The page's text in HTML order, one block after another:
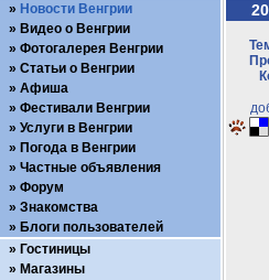
Новости Венгрии
Видео о Венгрии
Фотогалерея Венгрии
Статьи о Венгрии
Афиша
Фестивали Венгрии
Услуги в Венгрии
Погода в Венгрии
Частные объявления
Форум
Знакомства
Блоги пользователей
Гостиницы
Магазины